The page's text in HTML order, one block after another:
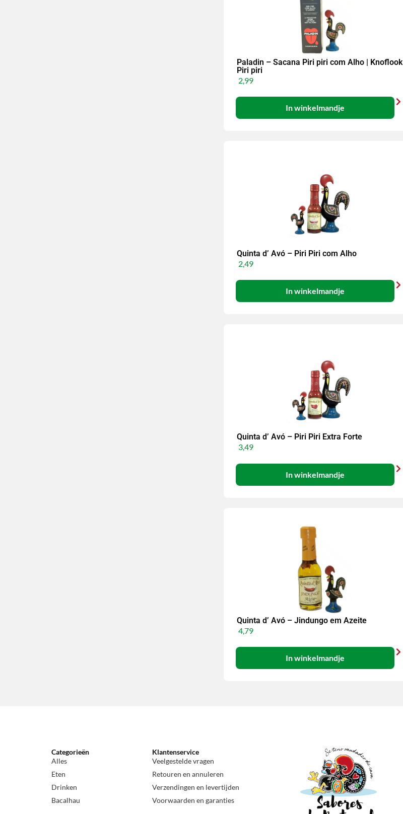
Paladin – Sacana Piri piri com Alho | Knoflook
Piri piri
2,99
In winkelmandje
Quinta d’ Avó – Piri Piri com Alho
2,49
In winkelmandje
Quinta d’ Avó – Piri Piri Extra Forte
3,49
In winkelmandje
Quinta d’ Avó – Jindungo em Azeite
4,79
In winkelmandje
Categorieën
Alles
Eten
Drinken
Bacalhau
Klantenservice
Veelgestelde vragen
Retouren en annuleren
Verzendingen en levertijden
Voorwaarden en garanties